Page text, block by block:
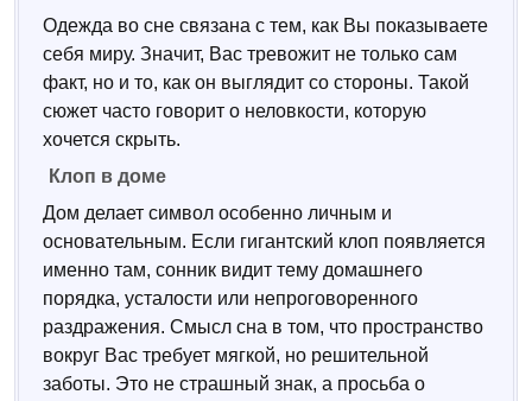
Одежда во сне связана с тем, как Вы показываете
себя миру. Значит, Вас тревожит не только сам
факт, но и то, как он выглядит со стороны. Такой
сюжет часто говорит о неловкости, которую
хочется скрыть.
Клоп в доме
Дом делает символ особенно личным и
основательным. Если гигантский клоп появляется
именно там, сонник видит тему домашнего
порядка, усталости или непроговоренного
раздражения. Смысл сна в том, что пространство
вокруг Вас требует мягкой, но решительной
заботы. Это не страшный знак, а просьба о